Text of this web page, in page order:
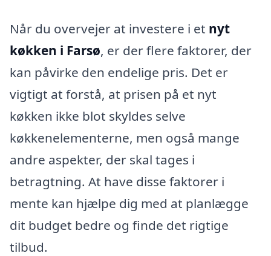
Når du overvejer at investere i et nyt
køkken i Farsø, er der flere faktorer, der
kan påvirke den endelige pris. Det er
vigtigt at forstå, at prisen på et nyt
køkken ikke blot skyldes selve
køkkenelementerne, men også mange
andre aspekter, der skal tages i
betragtning. At have disse faktorer i
mente kan hjælpe dig med at planlægge
dit budget bedre og finde det rigtige
tilbud.